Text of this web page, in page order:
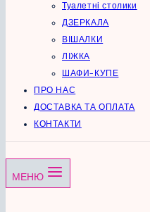
Туалетні столики
ДЗЕРКАЛА
ВІШАЛКИ
ЛІЖКА
ШАФИ-КУПЕ
ПРО НАС
ДОСТАВКА ТА ОПЛАТА
КОНТАКТИ
МЕНЮ